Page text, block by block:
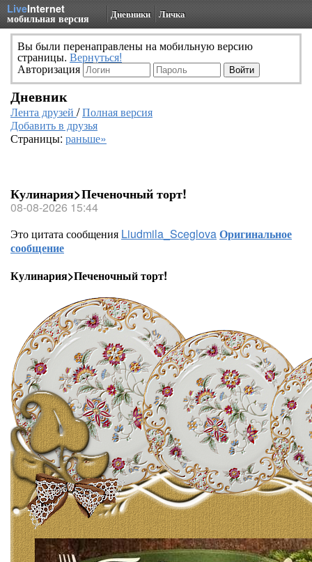
LiveInternet
мобильная версия Дневники Личка
Вы были перенаправлены на мобильную версию
страницы. Вернуться!
Авторизация
Дневник
Лента друзей /Полная версия
Добавить в друзья
Страницы: раньше»
Кулинария>Печеночный торт!
08-08-2026 15:44
Это цитата сообщения Liudmila_SceglovaОригинальное
сообщение
Кулинария>Печеночный торт!